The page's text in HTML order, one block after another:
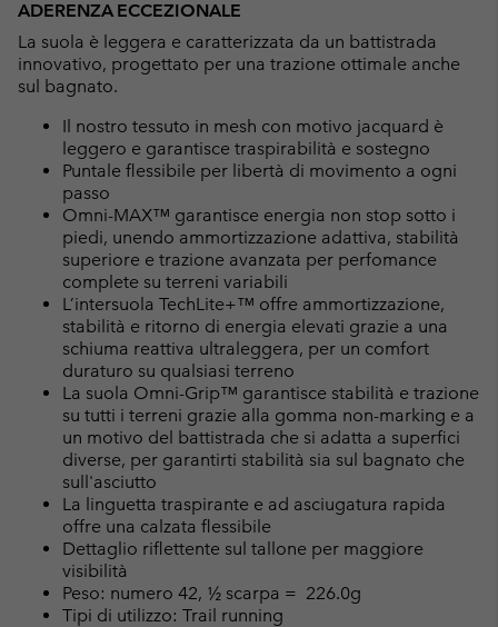
ADERENZA ECCEZIONALE
La suola è leggera e caratterizzata da un battistrada
innovativo, progettato per una trazione ottimale anche
sul bagnato.
Il nostro tessuto in mesh con motivo jacquard è
leggero e garantisce traspirabilità e sostegno
Puntale flessibile per libertà di movimento a ogni
passo
Omni-MAX™ garantisce energia non stop sotto i
piedi, unendo ammortizzazione adattiva, stabilità
superiore e trazione avanzata per perfomance
complete su terreni variabili
L’intersuola TechLite+™ offre ammortizzazione,
stabilità e ritorno di energia elevati grazie a una
schiuma reattiva ultraleggera, per un comfort
duraturo su qualsiasi terreno
La suola Omni-Grip™ garantisce stabilità e trazione
su tutti i terreni grazie alla gomma non-marking e a
un motivo del battistrada che si adatta a superfici
diverse, per garantirti stabilità sia sul bagnato che
sull'asciutto
La linguetta traspirante e ad asciugatura rapida
offre una calzata flessibile
Dettaglio riflettente sul tallone per maggiore
visibilità
Peso: numero 42, ½ scarpa = 226.0g
Tipi di utilizzo: Trail running